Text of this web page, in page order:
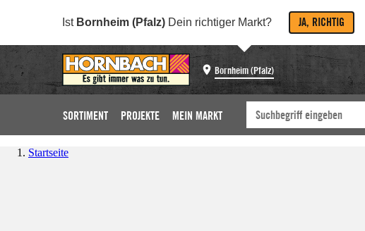
Ist Bornheim (Pfalz) Dein richtiger Markt? JA, RICHTIG
Bornheim (Pfalz)
SORTIMENT PROJEKTE MEIN MARKT
Startseite